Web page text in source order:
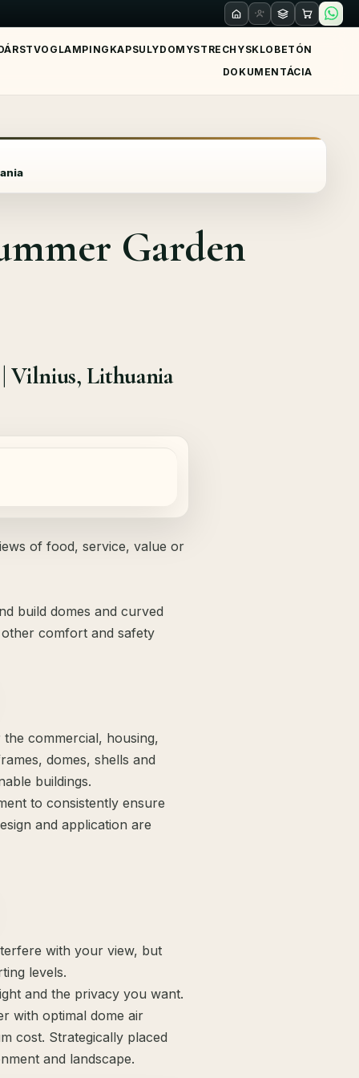
GLAMPING KAPSULYDOMYSTRECHYSKLO BETÓN
DOKUMENTÁCIA
Garden
Vilnius, Lithuania
of food, service, value or
build domes and curved
comfort and safety
commercial, housing,
domes, shells and
buildings.
to consistently ensure
and application are
with your view, but
levels.
and the privacy you want.
with optimal dome air
cost. Strategically placed
and landscape.